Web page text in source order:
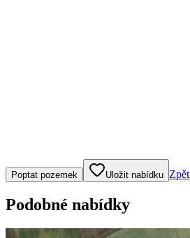
Klepněte nebo klikněte pro ovládání mapy
Poptat pozemek Uložit nabídku
Podobné nabídky